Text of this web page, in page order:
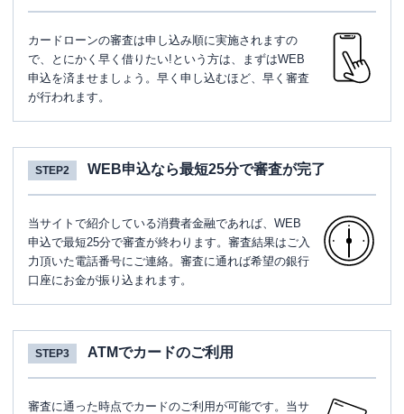
カードローンの審査は申し込み順に実施されますの
で、とにかく早く借りたい!という方は、まずはWEB
申込を済ませましょう。早く申し込むほど、早く審査
が行われます。
STEP2 WEB申込なら最短25分で審査が完了
当サイトで紹介している消費者金融であれば、WEB
申込で最短25分で審査が終わります。審査結果はご入
力頂いた電話番号にご連絡。審査に通れば希望の銀行
口座にお金が振り込まれます。
STEP3 ATMでカードのご利用
審査に通った時点でカードのご利用が可能です。当サ